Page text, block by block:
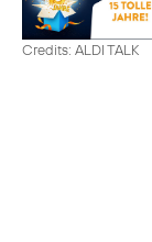
Credits: ALDI TALK